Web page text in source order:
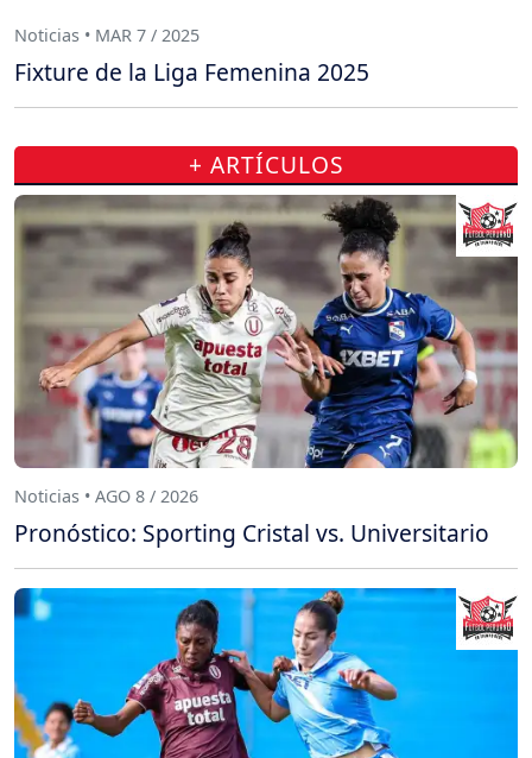
Noticias • MAR 7 / 2025
Fixture de la Liga Femenina 2025
+ ARTÍCULOS
Noticias • AGO 8 / 2026
Pronóstico: Sporting Cristal vs. Universitario